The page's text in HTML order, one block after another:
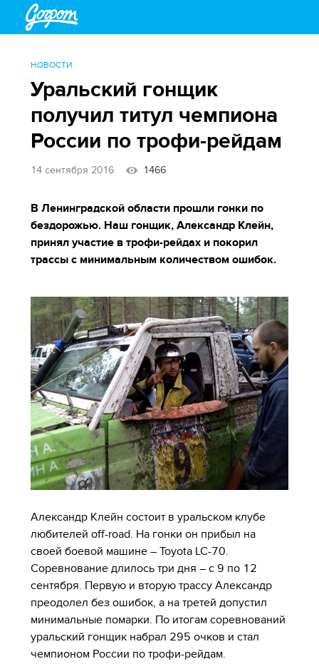
НОВОСТИ
Уральский гонщик
получил титул чемпиона
России по трофи-рейдам
14 сентября 2016 1466
В Ленинградской области прошли гонки по
бездорожью. Наш гонщик, Александр Клейн,
принял участие в трофи-рейдах и покорил
трассы с минимальным количеством ошибок.
Александр Клейн состоит в уральском клубе
любителей off-road. На гонки он прибыл на
своей боевой машине – Toyota LC-70.
Соревнование длилось три дня – с 9 по 12
сентября. Первую и вторую трассу Александр
преодолел без ошибок, а на третей допустил
минимальные помарки. По итогам соревнований
уральский гонщик набрал 295 очков и стал
чемпионом России по трофи-рейдам.